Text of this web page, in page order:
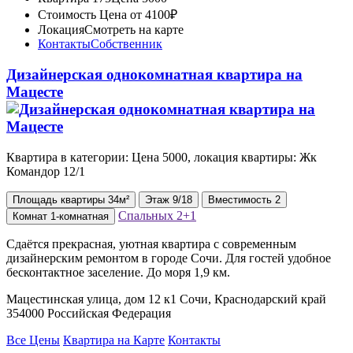
Стоимость Цена от 4100₽
ЛокацияСмотреть на карте
КонтактыСобственник
Дизайнерская однокомнатная квартира на
Мацесте
Квартира в категории: Цена 5000, локация квартиры: Жк
Командор 12/1
Площадь квартиры 34м² Этаж 9/18 Вместимость 2
Комнат 1-комнатная Спальных 2+1
Сдаётся прекрасная, уютная квартира с современным
дизайнерским ремонтом в городе Сочи. Для гостей удобное
бесконтактное заселение. До моря 1,9 км.
Мацестинская улица, дом 12 к1 Сочи, Краснодарский край
354000 Российская Федерация
Все Цены Квартира на Карте Контакты